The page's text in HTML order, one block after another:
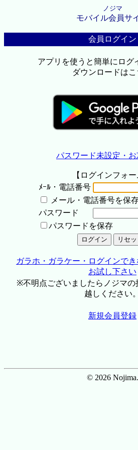
ノジマ
モバイル会員サ
会員ログイン
アプリを使うと簡単にログ
ダウンロードはこ
パスワード未設定・
【ログインフォー
ﾒｰﾙ・電話番号
メール・電話番号を保
パスワード
パスワードを保存
ガラホ・ガラケー・ログインで
お試し下さい
※不明点ございましたらノジマの
越しください。
新規会員登録
© 2026 Nojima.